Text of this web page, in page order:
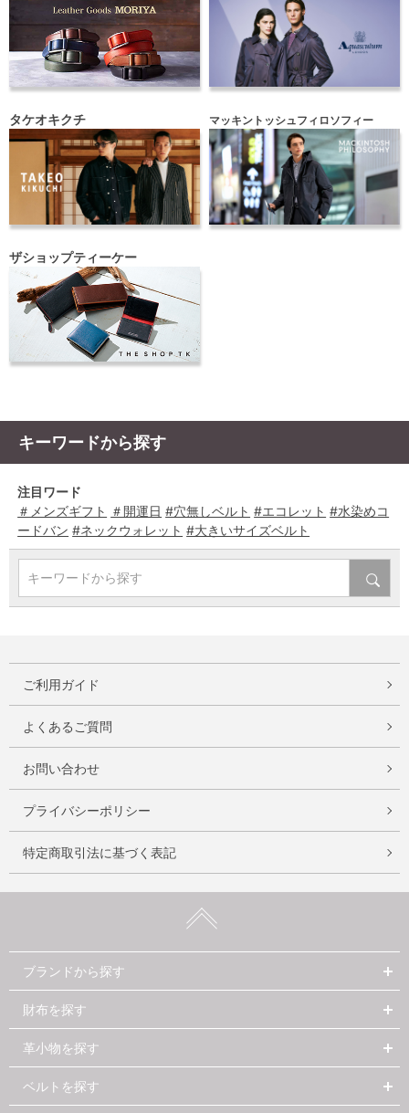
タケオキクチ マッキントッシュフィロソフィー
ザショップティーケー
キーワードから探す
注目ワード
＃メンズギフト ＃開運日 #穴無しベルト #エコレット #水染めコ
ードバン #ネックウォレット #大きいサイズベルト
キーワードから探す
ご利用ガイド
よくあるご質問
お問い合わせ
プライバシーポリシー
特定商取引法に基づく表記
ブランドから探す
財布を探す
革小物を探す
ベルトを探す